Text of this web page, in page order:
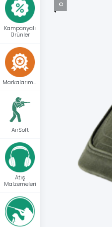
Kampanyalı
Ürünler
AirSoft
Atış
Malzemeleri